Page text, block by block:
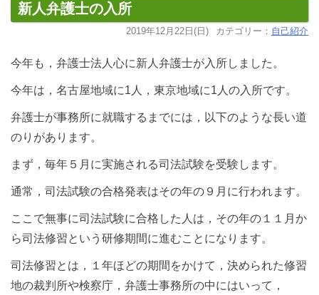
新人弁護士の入所
2019年12月22日(日) カテゴリー： 自己紹介
今年も，弁護士法人心に新人弁護士が入所しました。
今年は，名古屋地域に1人，東京地域に1人の入所です。
弁護士が事務所に就職するまでには，以下のような長い道
のりがあります。
まず，毎年５月に実施される司法試験を受験します。
通常，司法試験の合格発表はその年の９月に行われます。
ここで無事に司法試験に合格した人は，その年の１１月か
ら司法修習という研修期間に進むことになります。
司法修習とは，１年ほどの期間をかけて，決められた修習
地の裁判所や検察庁，弁護士事務所の中にはいって，